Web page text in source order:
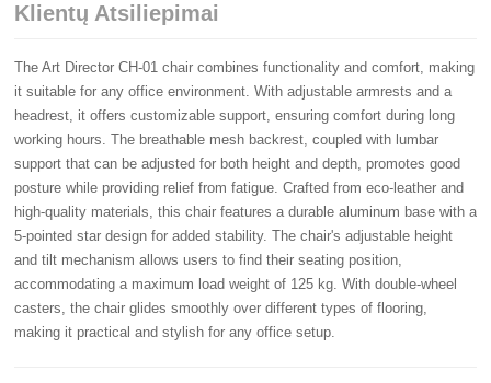
Klientų Atsiliepimai
The Art Director CH-01 chair combines functionality and comfort, making
it suitable for any office environment. With adjustable armrests and a
headrest, it offers customizable support, ensuring comfort during long
working hours. The breathable mesh backrest, coupled with lumbar
support that can be adjusted for both height and depth, promotes good
posture while providing relief from fatigue. Crafted from eco-leather and
high-quality materials, this chair features a durable aluminum base with a
5-pointed star design for added stability. The chair's adjustable height
and tilt mechanism allows users to find their seating position,
accommodating a maximum load weight of 125 kg. With double-wheel
casters, the chair glides smoothly over different types of flooring,
making it practical and stylish for any office setup.